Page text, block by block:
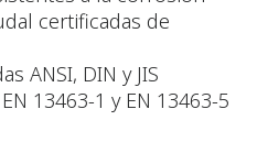
certificadas de
ANSI, DIN y JIS
13463-1 y EN 13463-5